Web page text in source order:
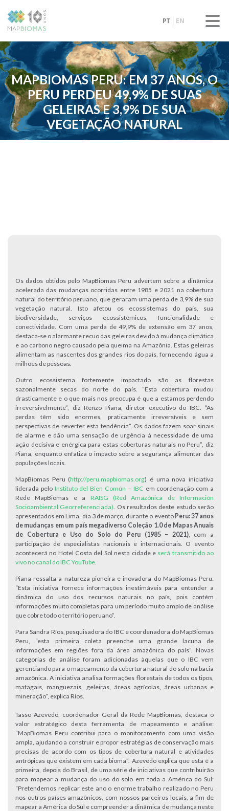
PT EN
MAPBIOMAS PERU: EM 37 ANOS, O
PERU PERDEU 49,9% DE SUAS
GELEIRAS E 3,9% DE SUA
VEGETAÇÃO NATURAL
Os dados obtidos pelo MapBiomas Peru advertem sobre a dinâmica
acelerada das mudanças ocorridas entre 1985 e 2021 na cobertura
natural do território peruano, que geraram uma perda de 3,9% de sua
vegetação natural. Isto afetou os ecossistemas do país, sua
biodiversidade, serviços ecossistêmicos, funcionalidade e
conectividade. Com uma perda de 49,9% de extensão em 37 anos,
destaca-se o alarmante recuo das geleiras devido à mudança climática
e ao carbono negro causado pela queima na Amazônia. Estas geleiras
alimentam as nascentes dos grandes rios do país, fornecendo água a
milhões de pessoas.
Outro ecossistema fortemente impactado são as florestas
sazonalmente secas do norte do país. “Esta cobertura mudou
drasticamente e o que mais nos preocupa é que a estamos perdendo
irreversivelmente”, diz Renzo Piana, diretor executivo do IBC. “As
perdas têm sido enormes, praticamente irreversíveis e sem
perspectivas de reverter esta tendência”. Os dados fazem soar sinais
de alarme e dão uma sensação de urgência à necessidade de uma
ação decisiva e enérgica para estas coberturas naturais no Peru”, diz
Piana, enquanto enfatiza o impacto sobre a segurança alimentar das
populações locais.
MapBiomas Peru (http://peru.mapbiomas.org) é uma nova iniciativa
liderada pelo Instituto del Bien Común – IBC em coordenação com a
Rede MapBiomas e a RAISG (Red Amazónica de Información
Socioambiental Georreferenciada). Os resultados deste estudo serão
apresentados em Lima, dia 3 de março, durante o evento Peru: 37 anos
de mudanças em um país megadiverso Coleção 1.0 de Mapas Anuais
de Cobertura e Uso do Solo do Peru (1985 – 2021), com a
participação de especialistas nacionais e internacionais. O evento
acontecerá no Hotel Costa del Sol nesta cidade e será transmitido ao
vivo no canal do IBC YouTube.
Piana ressalta a natureza pioneira e inovadora do MapBiomas Peru:
“Esta iniciativa fornece informações inestimáveis para entender a
dinâmica do uso dos recursos naturais no país, pois contém
informações muito completas para um período muito amplo de análise
que cobre todo o território peruano”.
Para Sandra Ríos, pesquisadora do IBC e coordenadora do MapBiomas
Peru, “esta primeira coleta preenche uma grande lacuna de
informações em regiões fora da área amazônica do país”. Novas
categorias de análise foram adicionadas àquelas que o IBC vem
gerenciando para o mapeamento da cobertura natural do solo na bacia
amazônica. A iniciativa analisa formações florestais de todos os tipos,
matagais, manguezais, geleiras, áreas agrícolas, áreas urbanas e
mineração”, explica Ríos.
Tasso Azevedo, coordenador Geral da Rede MapBiomas, destaca o
valor estratégico desta ferramenta de mapeamento e análise:
“MapBiomas Peru contribui para o monitoramento com uma visão
ampla, ajudando a construir e propor estratégias de conservação mais
precisas de acordo com os tipos de cobertura natural e atividades
antrópicas que existem em cada bioma”. Azevedo explica que esta é a
primeira, depois do Brasil, de uma série de iniciativas que contribuirão
para mapear a mudança do uso do solo em toda a América do Sul:
“Pretendemos replicar este ano o enorme trabalho realizado no Peru
nos outros países amazônicos, com nossos parceiros locais, a fim de
mapear a América do Sul e compreender a dinâmica de mudança neste